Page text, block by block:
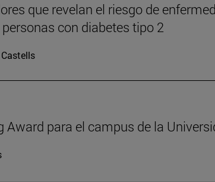
que revelan el riesgo de
con diabetes tipo 2
Award para el campus de la